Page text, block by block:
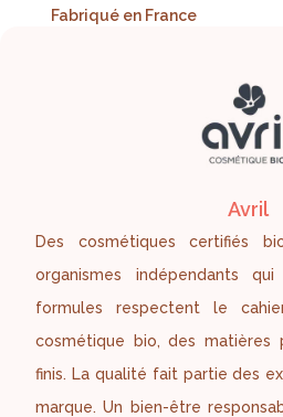
Fabriqué en France
Avril
Des cosmétiques certifiés
organismes indépendants
formules respectent le
cosmétique bio, des matières
finis. La qualité fait partie des
marque. Un bien-être